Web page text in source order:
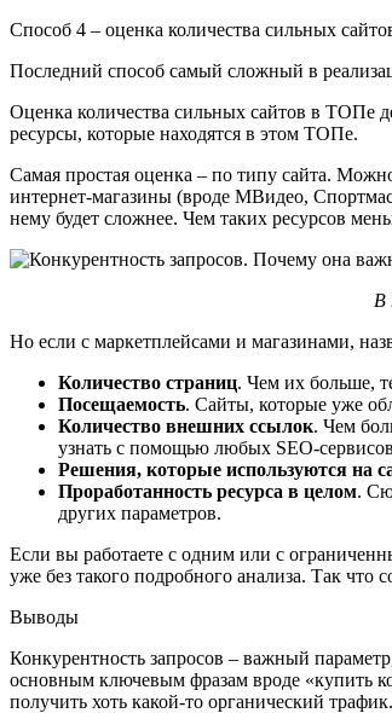
Способ 4 – оценка количества сильных
Последний способ самый сложный в
Оценка количества сильных сайтов в ТОПе
ресурсы, которые находятся в этом ТОПе.
Самая простая оценка – по типу сайта.
интернет-магазины (вроде МВидео,
нему будет сложнее. Чем таких ресурсов
В
Но если с маркетплейсами и магазинами,
Количество страниц. Чем их больше,
Посещаемость. Сайты, которые уже
Количество внешних ссылок. Чем
узнать с помощью любых SEO-
Решения, которые используются на
Проработанность ресурса в целом.
других параметров.
Если вы работаете с одним или с
уже без такого подробного анализа. Так что
Выводы
Конкурентность запросов – важный
основным ключевым фразам вроде «купить
получить хоть какой-то органический